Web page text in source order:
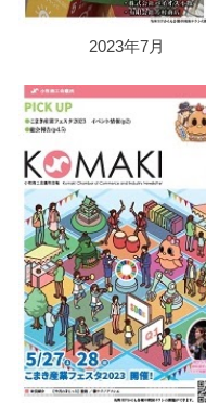
2023年7月